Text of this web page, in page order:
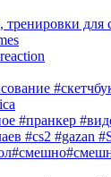
для
#пранкер
#cs2 #gazan